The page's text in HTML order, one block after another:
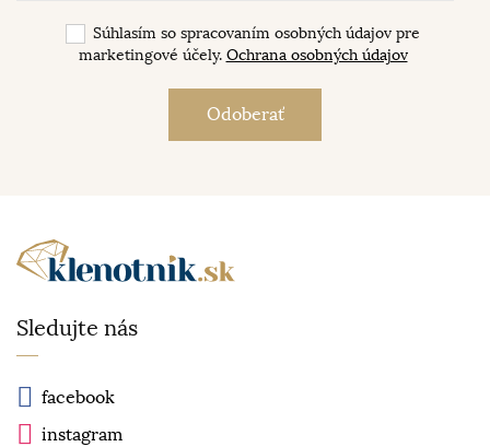
Súhlasím so spracovaním osobných údajov pre
marketingové účely. Ochrana osobných údajov
Sledujte nás
facebook
instagram